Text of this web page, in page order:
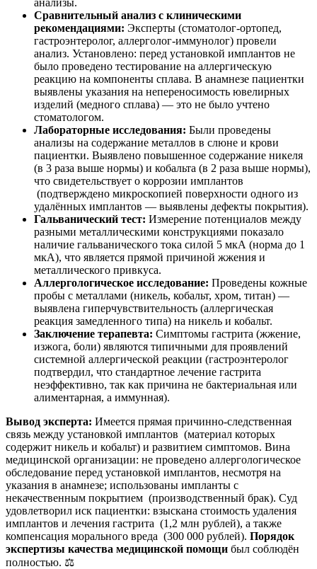
Сравнительный анализ с клиническими
рекомендациями: Эксперты (стоматолог-ортопед,
гастроэнтеролог, аллерголог-иммунолог) провели
анализ. Установлено: перед установкой имплантов не
было проведено тестирование на аллергическую
реакцию на компоненты сплава. В анамнезе пациентки
выявлены указания на непереносимость ювелирных
изделий (медного сплава) — это не было учтено
стоматологом.
Лабораторные исследования: Были проведены
анализы на содержание металлов в слюне и крови
пациентки. Выявлено повышенное содержание никеля
(в 3 раза выше нормы) и кобальта (в 2 раза выше нормы),
что свидетельствует о коррозии имплантов
(подтверждено микроскопией поверхности одного из
удалённых имплантов — выявлены дефекты покрытия).
Гальванический тест: Измерение потенциалов между
разными металлическими конструкциями показало
наличие гальванического тока силой 5 мкА (норма до 1
мкА), что является прямой причиной жжения и
металлического привкуса.
Аллергологическое исследование: Проведены кожные
пробы с металлами (никель, кобальт, хром, титан) —
выявлена гиперчувствительность (аллергическая
реакция замедленного типа) на никель и кобальт.
Заключение терапевта: Симптомы гастрита (жжение,
изжога, боли) являются типичными для проявлений
системной аллергической реакции (гастроэнтеролог
подтвердил, что стандартное лечение гастрита
неэффективно, так как причина не бактериальная или
алиментарная, а иммунная).
Вывод эксперта: Имеется прямая причинно-следственная
связь между установкой имплантов (материал которых
содержит никель и кобальт) и развитием симптомов. Вина
медицинской организации: не проведено аллергологическое
обследование перед установкой имплантов, несмотря на
указания в анамнезе; использованы импланты с
некачественным покрытием (производственный брак). Суд
удовлетворил иск пациентки: взыскана стоимость удаления
имплантов и лечения гастрита (1,2 млн рублей), а также
компенсация морального вреда (300 000 рублей). Порядок
экспертизы качества медицинской помощи был соблюдён
полностью. ⚖️